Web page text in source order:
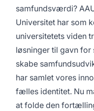
samfundsværdi?
Universitet har som
universitetets viden
løsninger til gavn for
skabe
har samlet vores
fælles identitet. Nu
at folde den